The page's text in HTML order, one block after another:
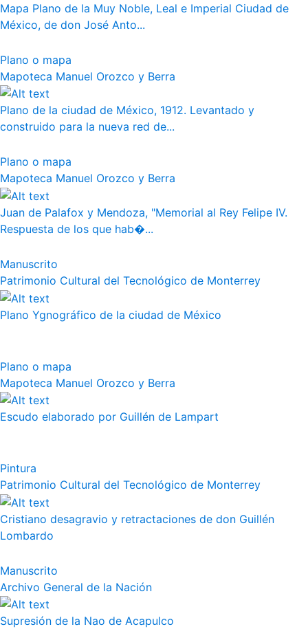
Mapa Plano de la Muy Noble, Leal e Imperial Ciudad de
México, de don José Anto...
Plano o mapa
Mapoteca Manuel Orozco y Berra
Plano de la ciudad de México, 1912. Levantado y
construido para la nueva red de...
Plano o mapa
Mapoteca Manuel Orozco y Berra
Juan de Palafox y Mendoza, "Memorial al Rey Felipe IV.
Respuesta de los que hab�...
Manuscrito
Patrimonio Cultural del Tecnológico de Monterrey
Plano Ygnográfico de la ciudad de México
Plano o mapa
Mapoteca Manuel Orozco y Berra
Escudo elaborado por Guillén de Lampart
Pintura
Patrimonio Cultural del Tecnológico de Monterrey
Cristiano desagravio y retractaciones de don Guillén
Lombardo
Manuscrito
Archivo General de la Nación
Supresión de la Nao de Acapulco